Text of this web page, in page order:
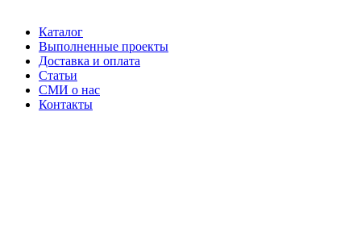
Каталог
Выполненные проекты
Доставка и оплата
Статьи
СМИ о нас
Контакты